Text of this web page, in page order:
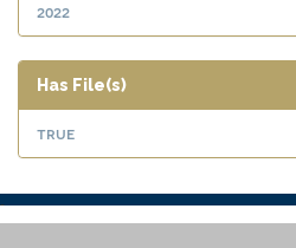
2022
Has File(s)
true